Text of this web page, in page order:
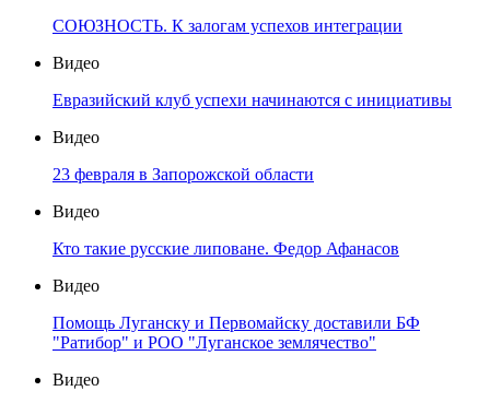
СОЮЗНОСТЬ. К залогам успехов интеграции
Видео
Евразийский клуб успехи начинаются с инициативы
Видео
23 февраля в Запорожской области
Видео
Кто такие русские липоване. Федор Афанасов
Видео
Помощь Луганску и Первомайску доставили БФ
"Ратибор" и РОО "Луганское землячество"
Видео